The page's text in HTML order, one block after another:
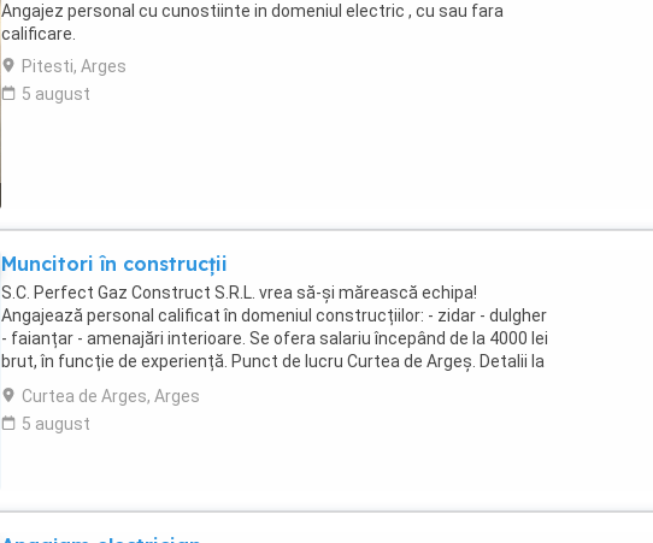
Angajez personal cu cunostiinte in domeniul electric , cu sau fara
calificare.
Pitesti, Arges
5 august
Muncitori în construcții
S.C. Perfect Gaz Construct S.R.L. vrea să-și mărească echipa!
Angajează personal calificat în domeniul construcțiilor: - zidar - dulgher
- faianțar - amenajări interioare. Se ofera salariu începând de la 4000 lei
brut, în funcție de experiență. Punct de lucru Curtea de Argeș. Detalii la
nr. de telefon: ...
Curtea de Arges, Arges
5 august